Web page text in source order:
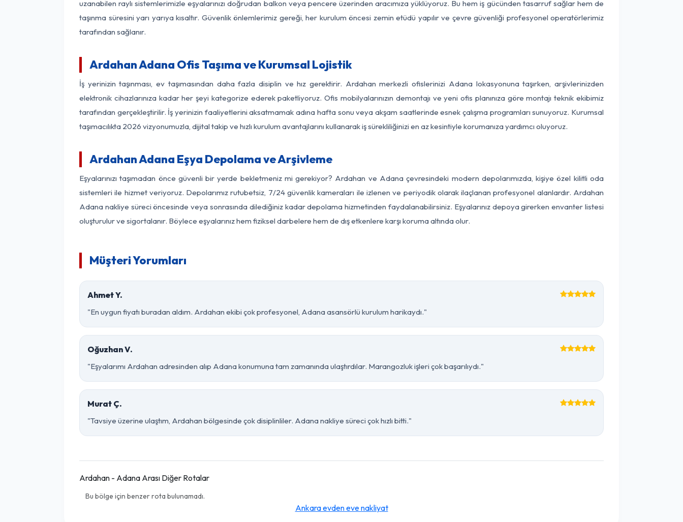
uzanabilen raylı sistemlerimizle eşyalarınızı doğrudan balkon veya pencere üzerinden aracımıza yüklüyoruz. Bu hem iş gücünden tasarruf sağlar hem de
taşınma süresini yarı yarıya kısaltır. Güvenlik önlemlerimiz gereği, her kurulum öncesi zemin etüdü yapılır ve çevre güvenliği profesyonel operatörlerimiz
tarafından sağlanır.
Ardahan Adana Ofis Taşıma ve Kurumsal Lojistik
İş yerinizin taşınması, ev taşımasından daha fazla disiplin ve hız gerektirir. Ardahan merkezli ofislerinizi Adana lokasyonuna taşırken, arşivlerinizden
elektronik cihazlarınıza kadar her şeyi kategorize ederek paketliyoruz. Ofis mobilyalarınızın demontajı ve yeni ofis planınıza göre montajı teknik ekibimiz
tarafından gerçekleştirilir. İş yerinizin faaliyetlerini aksatmamak adına hafta sonu veya akşam saatlerinde esnek çalışma programları sunuyoruz. Kurumsal
taşımacılıkta 2026 vizyonumuzla, dijital takip ve hızlı kurulum avantajlarını kullanarak iş sürekliliğinizi en az kesintiyle korumanıza yardımcı oluyoruz.
Ardahan Adana Eşya Depolama ve Arşivleme
Eşyalarınızı taşımadan önce güvenli bir yerde bekletmeniz mi gerekiyor? Ardahan ve Adana çevresindeki modern depolarımızda, kişiye özel kilitli oda
sistemleri ile hizmet veriyoruz. Depolarımız rutubetsiz, 7/24 güvenlik kameraları ile izlenen ve periyodik olarak ilaçlanan profesyonel alanlardır. Ardahan
Adana nakliye süreci öncesinde veya sonrasında dilediğiniz kadar depolama hizmetinden faydalanabilirsiniz. Eşyalarınız depoya girerken envanter listesi
oluşturulur ve sigortalanır. Böylece eşyalarınız hem fiziksel darbelere hem de dış etkenlere karşı koruma altında olur.
Müşteri Yorumları
Ahmet Y.
"En uygun fiyatı buradan aldım. Ardahan ekibi çok profesyonel, Adana asansörlü kurulum harikaydı."
Oğuzhan V.
"Eşyalarımı Ardahan adresinden alıp Adana konumuna tam zamanında ulaştırdılar. Marangozluk işleri çok başarılıydı."
Murat Ç.
"Tavsiye üzerine ulaştım, Ardahan bölgesinde çok disiplinliler. Adana nakliye süreci çok hızlı bitti."
Ardahan - Adana Arası Diğer Rotalar
Bu bölge için benzer rota bulunamadı.
Ankara evden eve nakliyat